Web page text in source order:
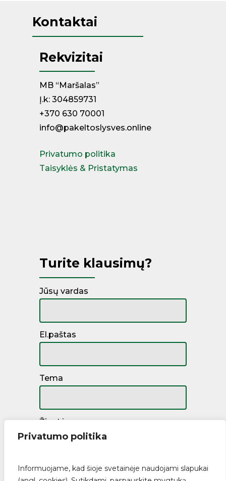
Privatumo politika
Informuojame, kad šioje svetainėje naudojami slapukai
Kontaktai
Rekvizitai
MB “Maršalas”
Į.k: 304859731
+370 630 70001
info@pakeltoslysves.online
Privatumo politika
Taisyklės & Pristatymas
Turite klausimų?
Jūsų vardas
El.paštas
Tema
Žinutė